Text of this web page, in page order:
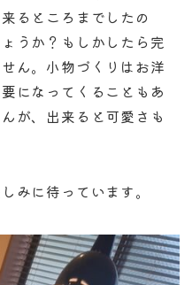
るところまでしたの
うか？もしかしたら完
ん。小物づくりはお洋
になってくることもあ
が、出来ると可愛さも
みに待っています。